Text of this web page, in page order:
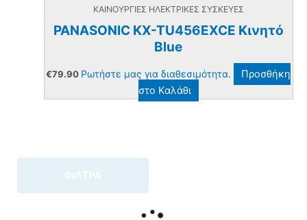
ΦΙΛΤΡΑ
ΚΑΙΝΟΥΡΓΙΕΣ ΗΛΕΚΤΡΙΚΕΣ ΣΥΣΚΕΥΕΣ
PANASONIC KX-TU456EXCE Κινητό
Blue
€79.90 Ρωτήστε μας για διαθεσιμότητα.
Προσθήκη
στο Καλάθι